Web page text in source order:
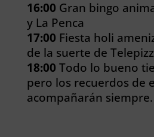
16:00 Gran bingo
y La Penca
17:00 Fiesta holi
de la suerte de
18:00 Todo lo bueno
pero los recuerdos de
acompañarán siempre.